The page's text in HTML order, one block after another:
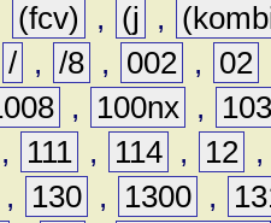
(fcv) , (j ,
/ , /8 , 002 , 02
, 100nx ,
, 111 , 114 , 12
, 130 , 1300 ,